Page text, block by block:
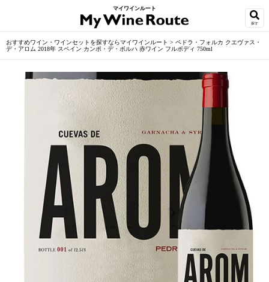
マイワインルート
探す
おすすめワイン・ワインセットを探すならマイワインルート > ペドラ・フォルカ クエヴァス・
デ・アロム 2018年 スペイン カンポ・デ・ボルハ 赤ワイン フルボディ 750ml